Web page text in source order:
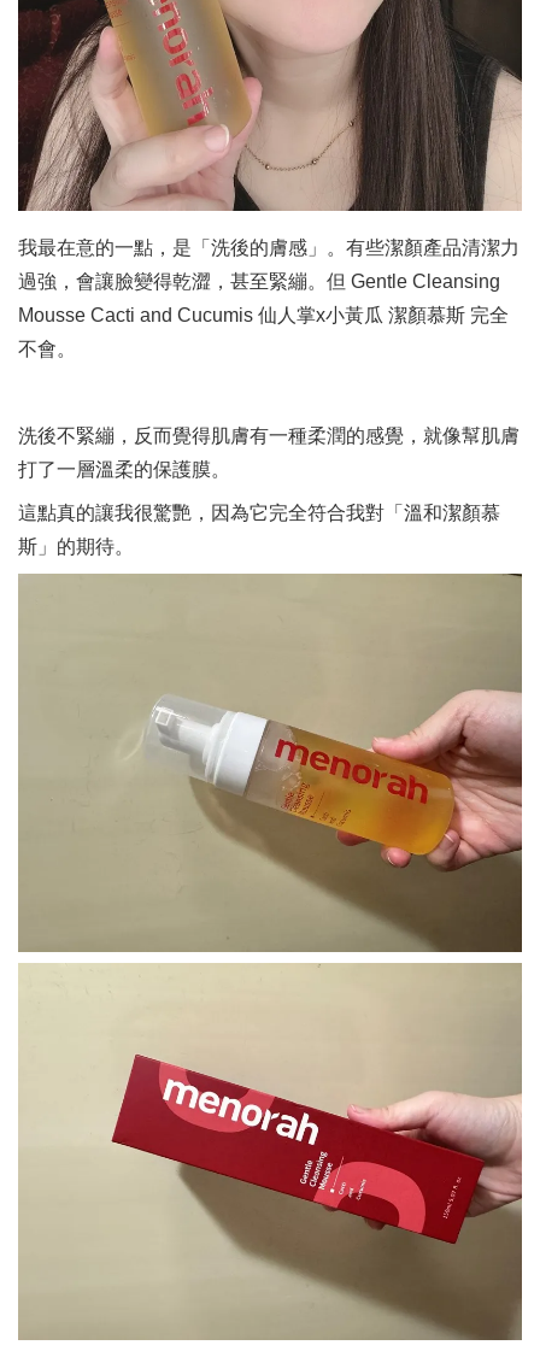
我最在意的一點，是「洗後的膚感」。有些潔顏產品清潔力
過強，會讓臉變得乾澀，甚至緊繃。但 Gentle Cleansing
Mousse Cacti and Cucumis 仙人掌x小黃瓜 潔顏慕斯 完全
不會。
洗後不緊繃，反而覺得肌膚有一種柔潤的感覺，就像幫肌膚
打了一層溫柔的保護膜。
這點真的讓我很驚艷，因為它完全符合我對「溫和潔顏慕
斯」的期待。